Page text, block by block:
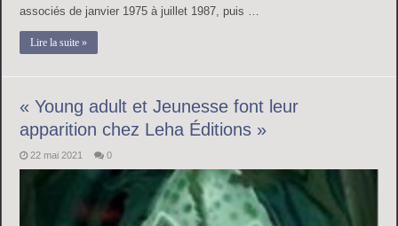
associés de janvier 1975 à juillet 1987, puis …
Lire la suite »
« Young adult et Jeunesse font leur
apparition chez Leha Éditions »
22 mai 2021 0